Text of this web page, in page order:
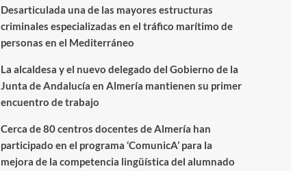
Desarticulada una de las mayores estructuras
criminales especializadas en el tráfico marítimo de
personas en el Mediterráneo
La alcaldesa y el nuevo delegado del Gobierno de la
Junta de Andalucía en Almería mantienen su primer
encuentro de trabajo
Cerca de 80 centros docentes de Almería han
participado en el programa ‘ComunicA’ para la
mejora de la competencia lingüística del alumnado